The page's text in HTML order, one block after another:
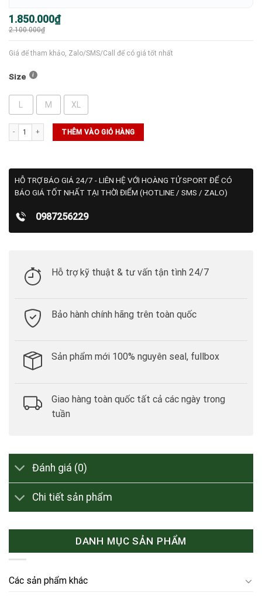
2.100.000₫
Giá
gốc
là:
1.850.000₫
Giá
hiện
tại
Giá để tham khảo, Zalo/SMS/Call để có giá tốt nhất
Size
M XL
Áo Adidas Golf Vn Ss Polo Black (HB3577) số lượng
THÊM VÀO GIỎ HÀNG
HỖ TRỢ BÁO GIÁ 24/7 - LIÊN HỆ VỚI HOÀNG TỬ SPORT ĐỂ CÓ
BÁO GIÁ TỐT NHẤT TẠI THỜI ĐIỂM (HOTLINE / SMS / ZALO)
0987256229
Hỗ trợ kỹ thuật & tư vấn tận tình 24/7
Bảo hành chính hãng trên toàn quốc
Sản phẩm mới 100% nguyên seal, fullbox
Giao hàng toàn quốc tất cả các ngày trong
tuần
Đánh giá (0)
Chi tiết sản phẩm
DANH MỤC SẢN PHẨM
Các sản phẩm khác